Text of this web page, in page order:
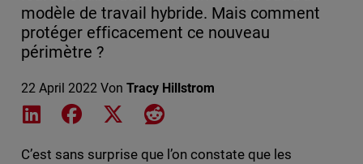
modèle de travail hybride. Mais comment
protéger efficacement ce nouveau
périmètre ?
22 April 2022 Von Tracy Hillstrom
Share on LinkedIn
Share on Facebook
Share on XShare on Reddit
C’est sans surprise que l’on constate que les